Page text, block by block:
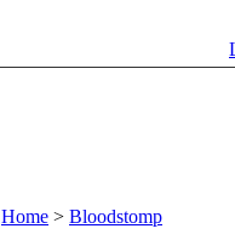
Home > Bloodstomp